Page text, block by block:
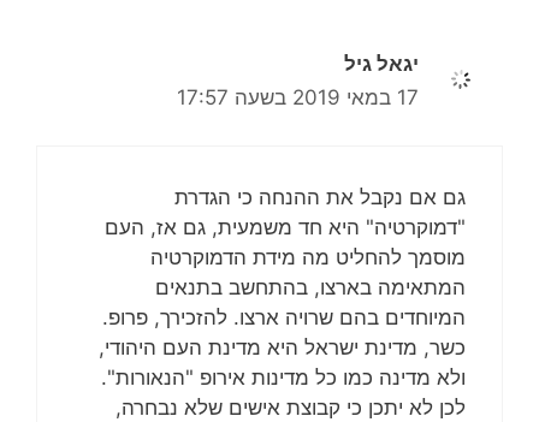
יגאל גיל
17 במאי 2019 בשעה 17:57
גם אם נקבל את ההנחה כי הגדרת
"דמוקרטיה" היא חד משמעית, גם אז, העם
מוסמך להחליט מה מידת הדמוקרטיה
המתאימה בארצו, בהתחשב בתנאים
המיוחדים בהם שרויה ארצו. להזכירך, פרופ.
כשר, מדינת ישראל היא מדינת העם היהודי,
ולא מדינה כמו כל מדינות אירופ "הנאורות".
לכן לא יתכן כי קבוצת אישים שלא נבחרה,